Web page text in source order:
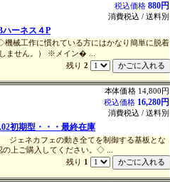
税込価格 880円
消費税込 / 送料別
ーネス４P
械工作に慣れている方にはかなり簡単に脱着
ません。） ※メイン� ...
残り 2
本体価格 14,800円
税込価格 16,280円
消費税込 / 送料別
初期型・・・最終在庫
ジェネカフェの動き全てを制御する基板とな
上ご購入してください。◇ ...
残り 1